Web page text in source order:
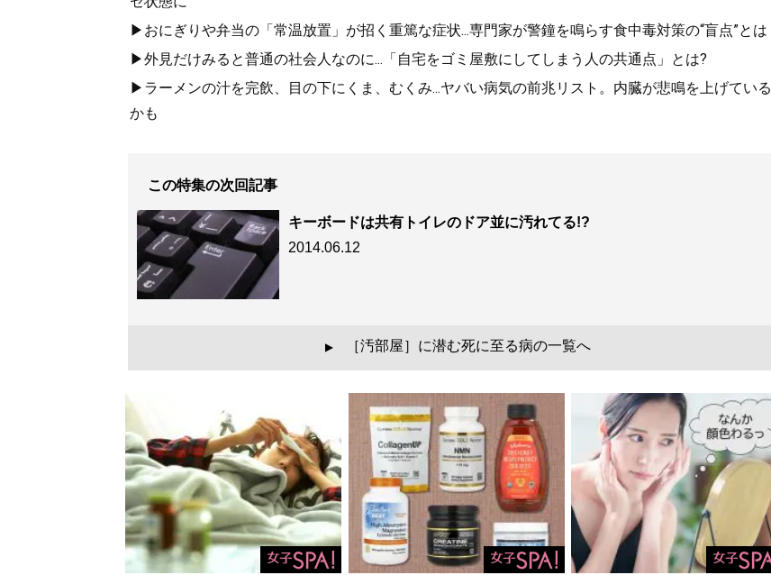
▶おにぎりや弁当の「常温放置」が招く重篤な症状...専門家が警鐘を鳴らす食中毒対策の“盲点”とは
▶外見だけみると普通の社会人なのに...「自宅をゴミ屋敷にしてしまう人の共通点」とは?
▶ラーメンの汁を完飲、目の下にくま、むくみ...ヤバい病気の前兆リスト。内臓が悲鳴を上げている
かも
この特集の次回記事
キーボードは共有トイレのドア並に汚れてる!?
2014.06.12
▲ ［汚部屋］に潜む死に至る病の一覧へ